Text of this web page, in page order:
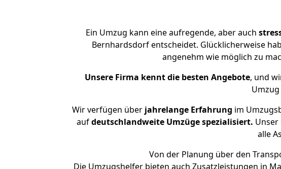
Ein Umzug kann eine aufregende, aber auch
Bernhardsdorf entscheidet. Glücklicherweise
angenehm wie möglich zu
Unsere Firma kennt die besten Angebote, und
Wir verfügen über jahrelange Erfahrung im
aufdeutschlandweite Umzüge spezialisiert.
alle
Von der Planung über den
Die Umzugshelfer bieten auch Zusatzleistungen in